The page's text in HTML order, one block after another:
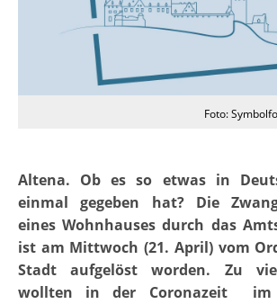
Foto:
Altena. Ob es so etwas in
einmal gegeben hat? Die
eines Wohnhauses durch das
ist am Mittwoch (21. April) vom
Stadt aufgelöst worden. Zu
wollten in der Coronazeit im